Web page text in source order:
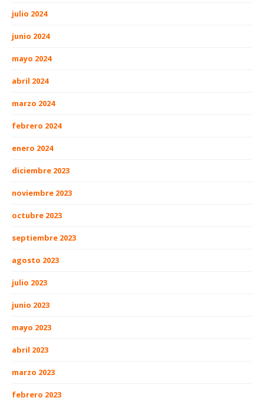
julio 2024
junio 2024
mayo 2024
abril 2024
marzo 2024
febrero 2024
enero 2024
diciembre 2023
noviembre 2023
octubre 2023
septiembre 2023
agosto 2023
julio 2023
junio 2023
mayo 2023
abril 2023
marzo 2023
febrero 2023